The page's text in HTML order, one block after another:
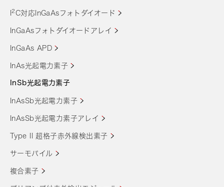
I2C対応InGaAsフォトダイオード
InGaAsフォトダイオードアレイ
InGaAs APD
InAs光起電力素子
InSb光起電力素子
InAsSb光起電力素子
InAsSb光起電力素子アレイ
Type II 超格子赤外線検出素子
サーモパイル
複合素子